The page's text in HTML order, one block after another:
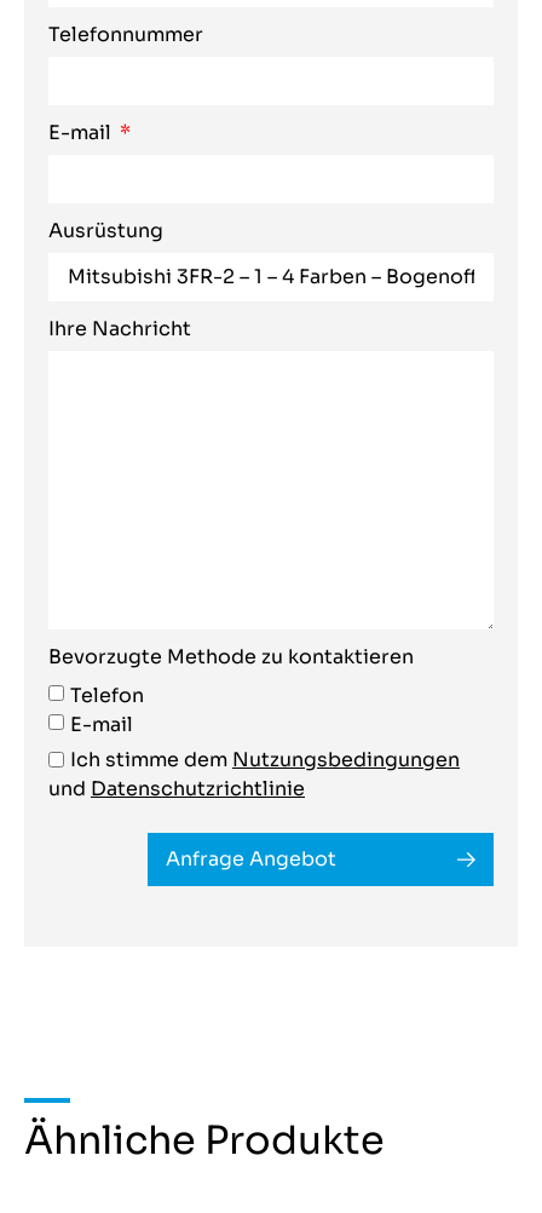
Telefonnummer
E-mail
Ausrüstung
Ihre Nachricht
Bevorzugte Methode zu kontaktieren
Telefon
E-mail
Ich stimme dem Nutzungsbedingungen
und Datenschutzrichtlinie
Anfrage Angebot
Ähnliche Produkte